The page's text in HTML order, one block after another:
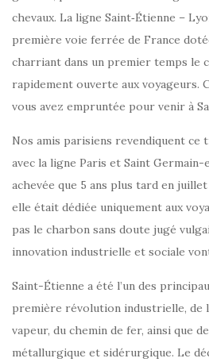
chevaux. La ligne Saint‑Étienne –
première voie ferrée de France
charriant dans un premier temps le
rapidement ouverte aux voyageurs.
vous avez empruntée pour venir à
Nos amis parisiens revendiquent
avec la ligne Paris et Saint
achevée que 5 ans plus tard en
elle était dédiée uniquement aux
pas le charbon sans doute jugé
innovation industrielle et sociale
Saint-Étienne a été l’un des
première révolution industrielle, de
vapeur, du chemin de fer, ainsi que
métallurgique et sidérurgique. Le